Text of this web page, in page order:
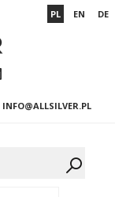
INFO@ALLSILVER.PL
PL EN DE